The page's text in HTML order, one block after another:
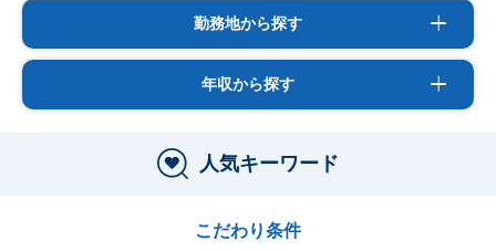
勤務地から探す
年収から探す
人気キーワード
こだわり条件